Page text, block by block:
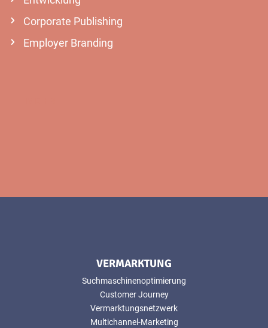
Corporate Publishing
Employer Branding
VERMARKTUNG
Suchmaschinenoptimierung
Customer Journey
Vermarktungsnetzwerk
Multichannel-Marketing